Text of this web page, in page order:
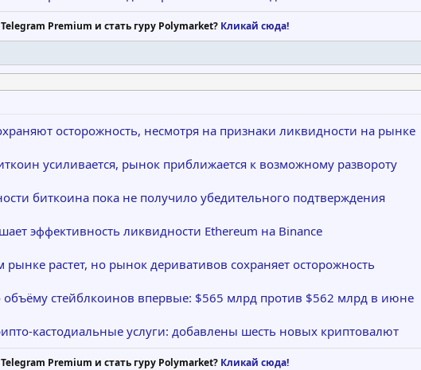
Premium и стать гуру Polymarket? Кликай сюда!
осторожность, несмотря на признаки ликвидности на рынке
усиливается, рынок приближается к возможному развороту
биткоина пока не получило убедительного подтверждения
эффективность ликвидности Ethereum на Binance
рынке растет, но рынок деривативов сохраняет осторожность
объёму стейблкоинов впервые: $565 млрд против $562 млрд в июне
кастодиальные услуги: добавлены шесть новых криптовалют
Premium и стать гуру Polymarket? Кликай сюда!